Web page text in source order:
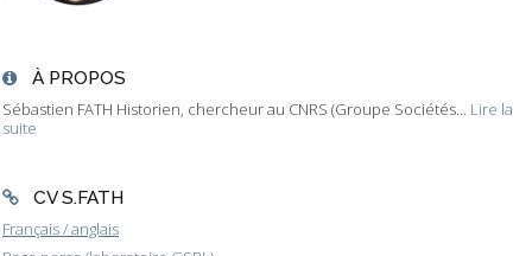
À PROPOS
Sébastien FATH Historien, chercheur au CNRS (Groupe Sociétés... Lire la
suite
CV S.FATH
Français / anglais